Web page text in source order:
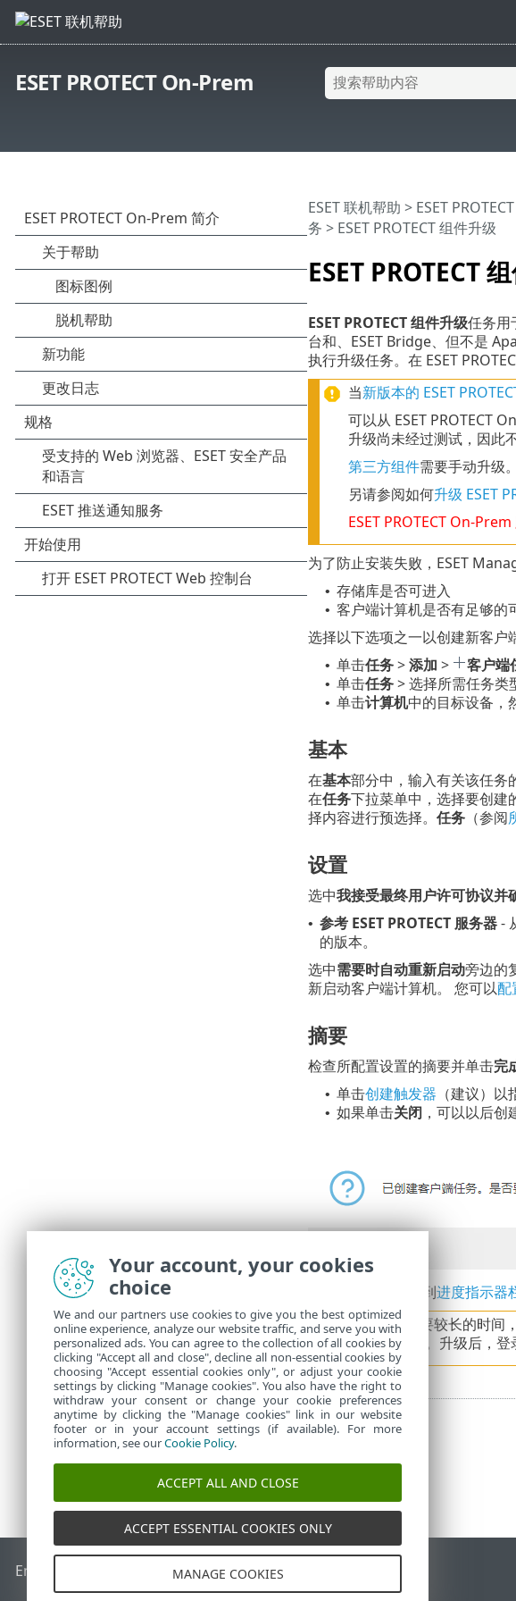
ESET PROTECT On-Prem
ESET PROTECT
ESET 联机帮助 > ESET
务 > ESET PROTECT 组件升级
ESET PROTECT 组件升级任务用
台和、ESET Bridge、但不是
执行升级任务。在 ESET
当新版本的 ESET
可以从 ESET PROTECT
升级尚未经过测试，因此
第三方组件需要手动升级。
另请参阅如何升级 ESET
ESET PROTECT On-Prem
为了防止安装失败，ESET
• 存储库是否可进入
• 客户端计算机是否有足够的
选择以下选项之一以创建新客户
• 单击任务>添加 > 客户端
• 单击任务> 选择所需任务类
• 单击计算机中的目标设备，
基本
在基本部分中，输入有关该任务
在任务下拉菜单中，选择要创建
择内容进行预选择。 任务（参阅
设置
选中我接受最终用户许可协议并
• 参考 ESET PROTECT 服务器-
的版本。
选中需要时自动重新启动旁边的
新启动客户端计算机。 您可以配
摘要
检查所配置设置的摘要并单击完
• 单击创建触发器 （建议）
• 如果单击关闭 ，可以以后创
中，可以看到进度指示器
升级可能需要较长的时间
Web 控制台。升级后，
End of Life ESET 论坛 ESET Status Portal
Your account, your cookies
choice
We and our partners use cookies to give you the best optimized
online experience, analyze our website traffic, and serve you with
personalized ads. You can agree to the collection of all cookies by
clicking "Accept all and close", decline all non-essential cookies by
choosing "Accept essential cookies only", or adjust your cookie
settings by clicking "Manage cookies". You also have the right to
withdraw your consent or change your cookie preferences
anytime by clicking the "Manage cookies" link in our website
footer or in your account settings (if available). For more
information, see ourCookie Policy.
ACCEPT ALL AND CLOSE
ACCEPT ESSENTIAL COOKIES ONLY
MANAGE COOKIES